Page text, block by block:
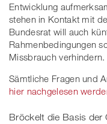
Entwicklung
stehen in Kontakt mit
Bundesrat will auch
Rahmenbedingungen
Missbrauch verhindern.
Sämtliche Fragen und
hier nachgelesen
Bröckelt die Basis der